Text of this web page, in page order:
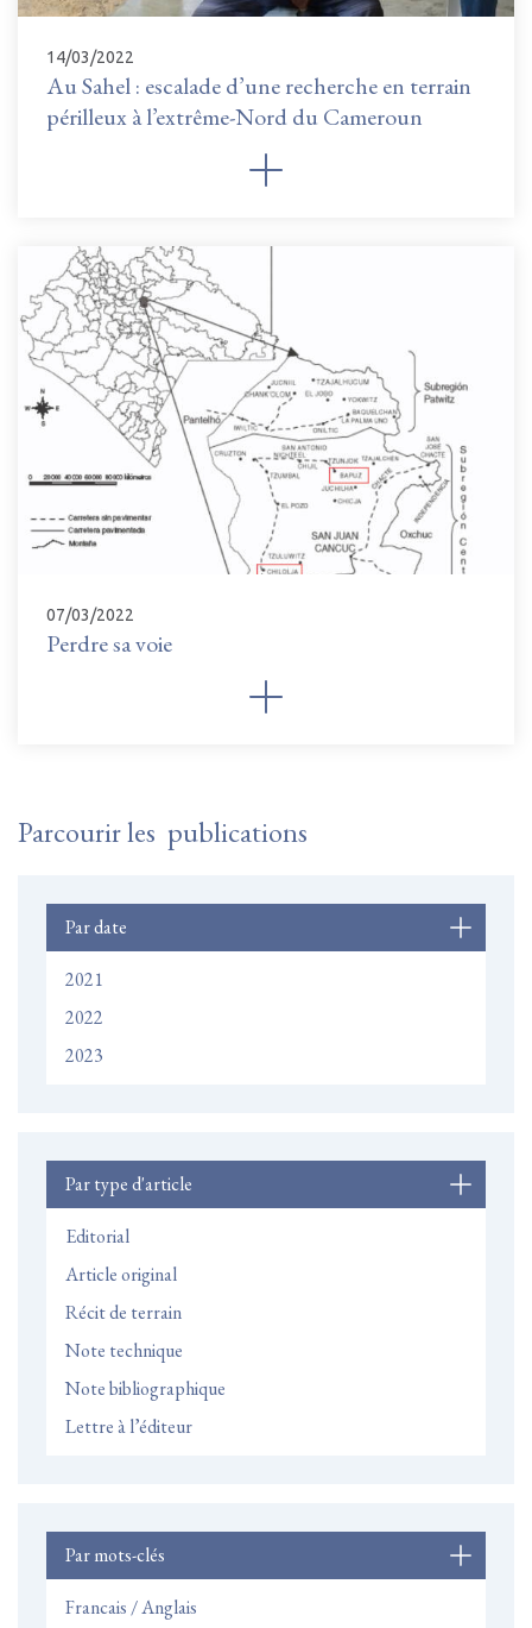
14/03/2022
Au Sahel : escalade d’une recherche en terrain
périlleux à l’extrême-Nord du Cameroun
07/03/2022
Perdre sa voie
Parcourir les publications
Par date
2021
2022
2023
Par type d'article
Editorial
Article original
Récit de terrain
Note technique
Note bibliographique
Lettre à l’éditeur
Par mots-clés
Francais / Anglais